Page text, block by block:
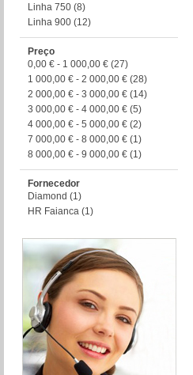
Linha 750 (8)
Linha 900 (12)
Preço
0,00 € - 1 000,00 € (27)
1 000,00 € - 2 000,00 € (28)
2 000,00 € - 3 000,00 € (14)
3 000,00 € - 4 000,00 € (5)
4 000,00 € - 5 000,00 € (2)
7 000,00 € - 8 000,00 € (1)
8 000,00 € - 9 000,00 € (1)
Fornecedor
Diamond (1)
HR Faianca (1)